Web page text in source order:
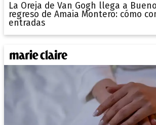
La Oreja de Van Gogh llega a
regreso de Amaia Montero: cómo
entradas